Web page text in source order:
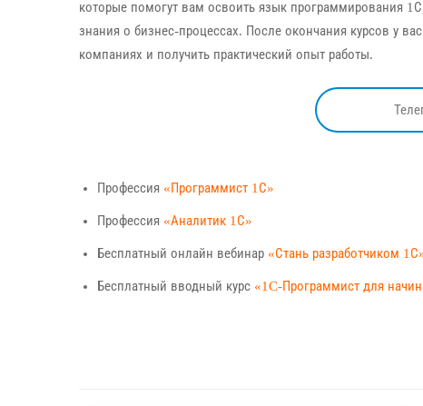
которые помогут вам освоить язык программирования
знания о бизнес-процессах. После окончания курсов у
компаниях и получить практический опыт работы.
Профессия «Программист 1С»
Профессия «Аналитик 1С»
Бесплатный онлайн вебинар «Стань разработчиком
Бесплатный вводный курс «1C-Программист для